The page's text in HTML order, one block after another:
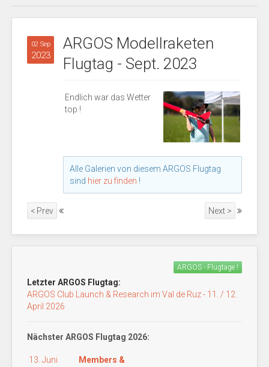
02 Sep
2023
ARGOS Modellraketen
Flugtag - Sept. 2023
Endlich war das Wetter
top !
Alle Galerien von diesem ARGOS Flugtag
sind hier zu finden !
< Prev Next >
ARGOS - Flugtage !
Letzter ARGOS Flugtag:
ARGOS Club Launch & Research im Val de Ruz - 11. / 12.
April 2026
Nächster ARGOS Flugtag 2026:
13. Juni
Members &